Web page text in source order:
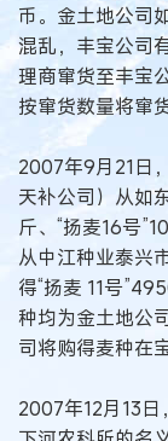
币。金土地公司
混乱，丰宝公司
理商窜货至丰宝
按窜货数量将窜
2007年9月21日
天补公司）从如
斤、“扬麦16号
从中江种业泰兴
得“扬麦 11号
种均为金土地公
司将购得麦种在
2007年12月13